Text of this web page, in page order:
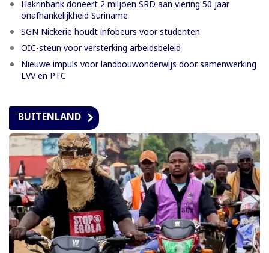
Hakrinbank doneert 2 miljoen SRD aan viering 50 jaar
onafhankelijkheid Suriname
SGN Nickerie houdt infobeurs voor studenten
OIC-steun voor versterking arbeidsbeleid
Nieuwe impuls voor landbouwonderwijs door samenwerking
LVV en PTC
BUITENLAND